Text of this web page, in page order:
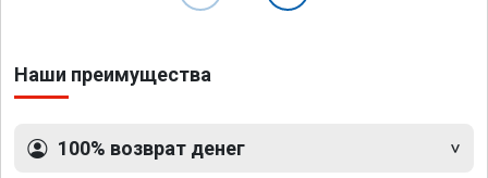
Наши преимущества
100% возврат денег